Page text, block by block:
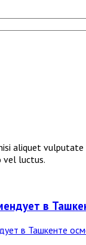
aliquet
vel luctus.
в